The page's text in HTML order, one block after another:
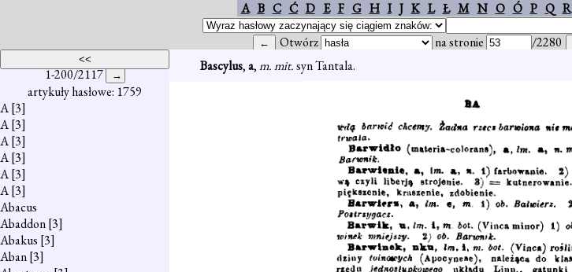
A B C Ć D E F G H I J K L Ł M N O Ó P Q R
Otwórz na stronie /2280
1-200/2117
artykuły hasłowe: 1759
A[3]
A[3]
A[3]
A[3]
A[3]
A[3]
Abacus
Abaddon[3]
Abakus [3]
Aban[3]
Bascylus,a,m. mit.syn Tantala.